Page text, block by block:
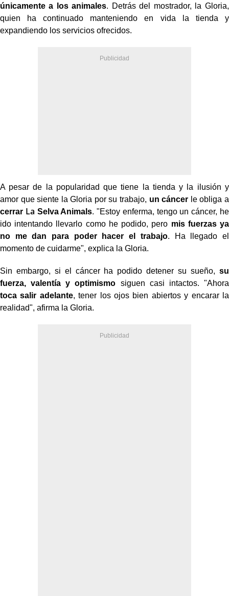
únicamente a los animales. Detrás del mostrador, la Gloria,
quien ha continuado manteniendo en vida la tienda y
expandiendo los servicios ofrecidos.
A pesar de la popularidad que tiene la tienda y la ilusión y
amor que siente la Gloria por su trabajo, un cáncer le obliga a
cerrar La Selva Animals. "Estoy enferma, tengo un cáncer, he
ido intentando llevarlo como he podido, pero mis fuerzas ya
no me dan para poder hacer el trabajo. Ha llegado el
momento de cuidarme", explica la Gloria.
Sin embargo, si el cáncer ha podido detener su sueño, su
fuerza, valentía y optimismo siguen casi intactos. "Ahora
toca salir adelante, tener los ojos bien abiertos y encarar la
realidad", afirma la Gloria.